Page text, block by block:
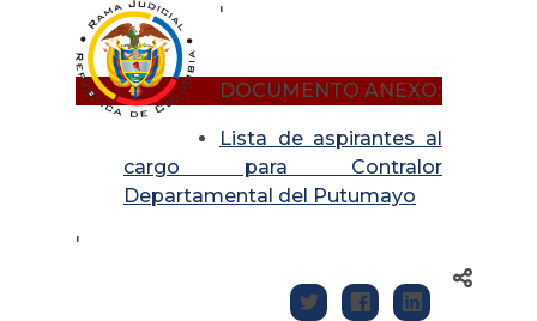
'
DOCUMENTO ANEXO:
Lista de aspirantes al
cargo para Contralor
Departamental del Putumayo
'